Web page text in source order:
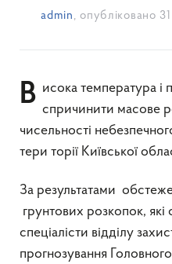
admin , опубліковано
Висока температура і посушлива погода може спричинити масове
чисельності
тери торії Київської
За результатами
грунтових розкопок,
спеціалісти відділу
прогнозування